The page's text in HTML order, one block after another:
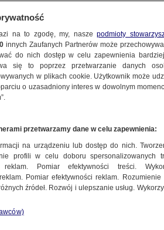
"Nie polecam innym,
na to zgodę, my, naszepodmioty
innych Zaufanych Partnerów może
do nich dostęp w celu zapewnienia
się to poprzez przetwarzanie danych
w plikach cookie. Użytkownik może
o uzasadniony interes w dowolnym
przetwarzamy dane w celu zapewnienia:
na urządzeniu lub dostęp do nich.
profili w celu doboru spersonalizowanych
reklam. Pomiar efektywności treści.
Pomiar efektywności reklam.
źródeł. Rozwój i ulepszanie usług.